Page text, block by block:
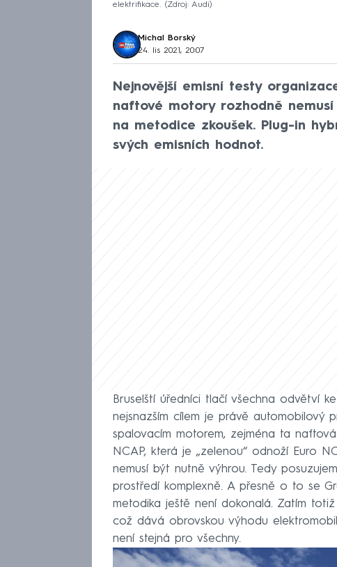
elektrifikace.
Zdroj: Audi
Michal Borský
24. lis 2021, 20:07
Nejnovější emisní testy
naftové motory rozhodně
na metodice zkoušek. Plug-in
svých emisních hodnot.
Bruselští úředníci tlačí všechna odvětví
nejsnazším cílem je právě automobilový
spalovacím motorem, zejména ta
NCAP, která je „zelenou“ odnoží Euro
nemusí být nutně výhrou. Tedy
prostředí komplexně. A přesně o to se
metodika ještě není dokonalá. Zatím
což dává obrovskou výhodu
není stejná pro všechny.